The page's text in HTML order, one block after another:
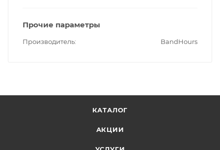
Прочие параметры
Производитель BandHours
КАТАЛОГ
АКЦИИ